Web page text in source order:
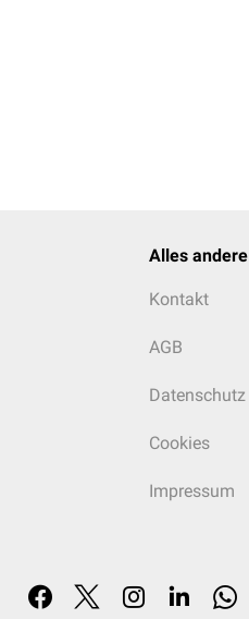
Alles andere
Kontakt
AGB
Datenschutz
Cookies
Impressum